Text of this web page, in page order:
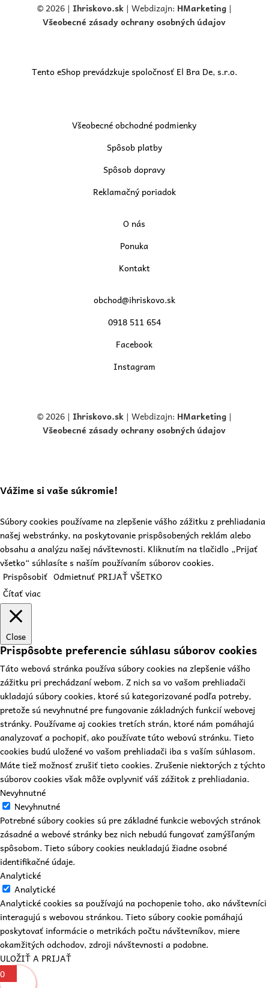
© 2026 | Ihriskovo.sk| Webdizajn: HMarketing |
Všeobecné zásady ochrany osobných údajov
Tento eShop prevádzkuje spoločnosť El Bra De, s.r.o.
Všeobecné obchodné podmienky
Spôsob platby
Spôsob dopravy
Reklamačný poriadok
O nás
Ponuka
Kontakt
obchod@ihriskovo.sk
0918 511 654
Facebook
Instagram
© 2026 | Ihriskovo.sk| Webdizajn: HMarketing |
Všeobecné zásady ochrany osobných údajov
Vážime si vaše súkromie!
Súbory cookies používame na zlepšenie vášho zážitku z prehliadania
našej webstránky, na poskytovanie prispôsobených reklám alebo
obsahu a analýzu našej návštevnosti. Kliknutím na tlačidlo „Prijať
všetko“ súhlasíte s naším používaním súborov cookies.
Prispôsobiť Odmietnuť PRIJAŤ VŠETKO
Čítať viac
Close
Prispôsobte preferencie súhlasu súborov cookies
Táto webová stránka používa súbory cookies na zlepšenie vášho
zážitku pri prechádzaní webom. Z nich sa vo vašom prehliadači
ukladajú súbory cookies, ktoré sú kategorizované podľa potreby,
pretože sú nevyhnutné pre fungovanie základných funkcií webovej
stránky. Používame aj cookies tretích strán, ktoré nám pomáhajú
analyzovať a pochopiť, ako používate túto webovú stránku. Tieto
cookies budú uložené vo vašom prehliadači iba s vaším súhlasom.
Máte tiež možnosť zrušiť tieto cookies. Zrušenie niektorých z týchto
súborov cookies však môže ovplyvniť váš zážitok z prehliadania.
Nevyhnutné
Nevyhnutné
Potrebné súbory cookies sú pre základné funkcie webových stránok
zásadné a webové stránky bez nich nebudú fungovať zamýšľaným
spôsobom. Tieto súbory cookies neukladajú žiadne osobné
identifikačné údaje.
Analytické
Analytické
Analytické cookies sa používajú na pochopenie toho, ako návštevníci
interagujú s webovou stránkou. Tieto súbory cookie pomáhajú
poskytovať informácie o metrikách počtu návštevníkov, miere
okamžitých odchodov, zdroji návštevnosti a podobne.
ULOŽIŤ A PRIJAŤ
0